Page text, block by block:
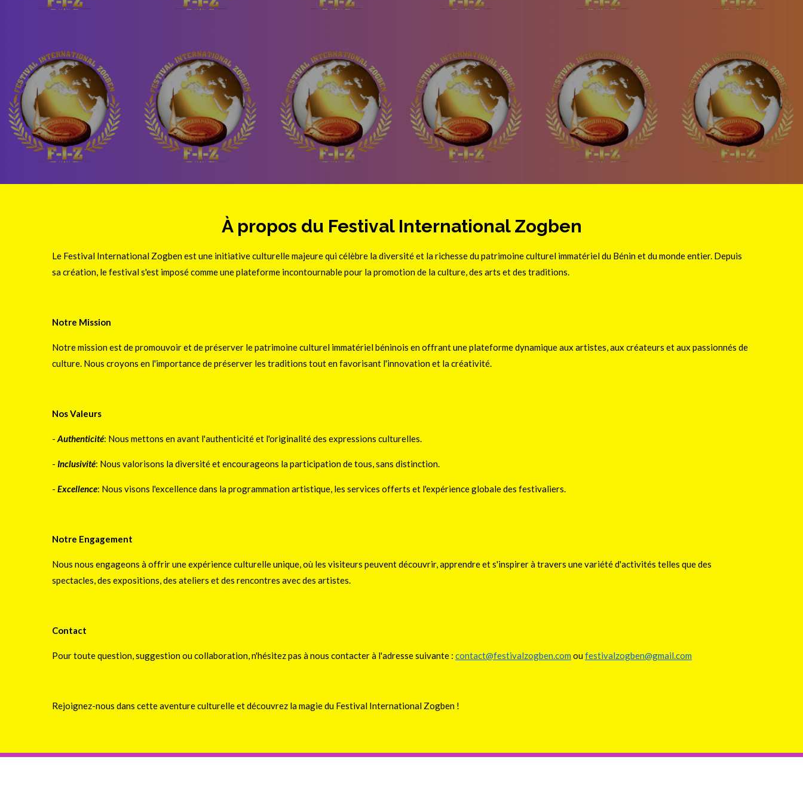
À propos du Festival International Zogben
Le Festival International Zogben est une initiative culturelle majeure qui célèbre la diversité et la richesse du patrimoine culturel immatériel du Bénin et du monde entier. Depuis
sa création, le festival s'est imposé comme une plateforme incontournable pour la promotion de la culture, des arts et des traditions.
Notre Mission
Notre mission est de promouvoir et de préserver le patrimoine culturel immatériel béninois en offrant une plateforme dynamique aux artistes, aux créateurs et aux passionnés de
culture. Nous croyons en l'importance de préserver les traditions tout en favorisant l'innovation et la créativité.
Nos Valeurs
- Authenticité: Nous mettons en avant l'authenticité et l'originalité des expressions culturelles.
- Inclusivité: Nous valorisons la diversité et encourageons la participation de tous, sans distinction.
- Excellence: Nous visons l'excellence dans la programmation artistique, les services offerts et l'expérience globale des festivaliers.
Notre Engagement
Nous nous engageons à offrir une expérience culturelle unique, où les visiteurs peuvent découvrir, apprendre et s'inspirer à travers une variété d'activités telles que des
spectacles, des expositions, des ateliers et des rencontres avec des artistes.
Contact
Pour toute question, suggestion ou collaboration, n'hésitez pas à nous contacter à l'adresse suivante : contact@festivalzogben.com oufestivalzogben@gmail.com
Rejoignez-nous dans cette aventure culturelle et découvrez la magie du Festival International Zogben !